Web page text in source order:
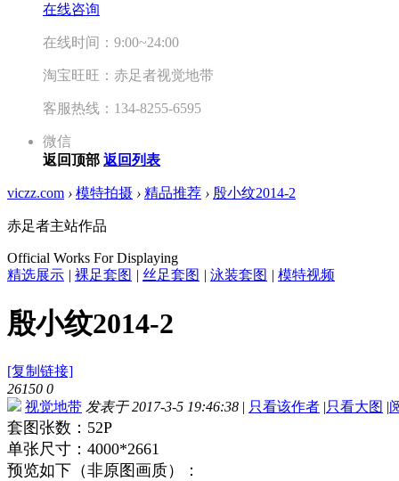
在线咨询
在线时间：9:00~24:00
淘宝旺旺：赤足者视觉地带
客服热线：134-8255-6595
微信
返回顶部 返回列表
viczz.com › 模特拍摄 › 精品推荐 › 殷小纹2014-2
赤足者主站作品
Official Works For Displaying
精选展示 | 裸足套图 | 丝足套图 | 泳装套图 | 模特视频
殷小纹2014-2
[复制链接]
26150 0
视觉地带 发表于 2017-3-5 19:46:38 | 只看该作者 |只看大图 |
套图张数：52P
单张尺寸：4000*2661
预览如下（非原图画质）：